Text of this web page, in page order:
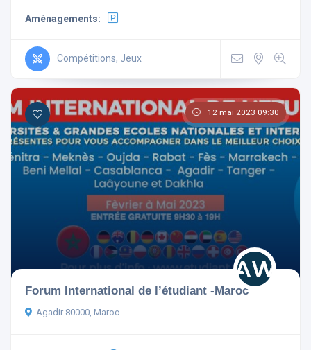
Rechercher
Réinitialiser les filtres
Aménagements:
Compétitions, Jeux
12 mai 2023 09:30
Forum International de l’étudiant -Maroc
Agadir 80000, Maroc